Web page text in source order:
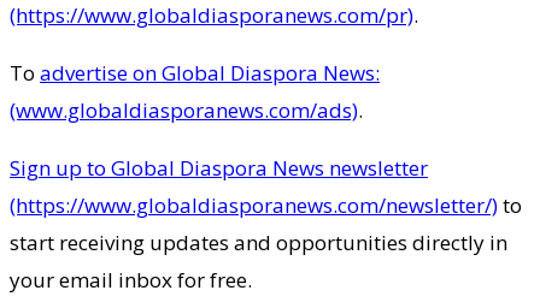
(https://www.globaldiasporanews.com/pr).
To advertise on Global Diaspora News:
(www.globaldiasporanews.com/ads).
Sign up to Global Diaspora News newsletter
(https://www.globaldiasporanews.com/newsletter/)to
start receiving updates and opportunities directly in
your email inbox for free.